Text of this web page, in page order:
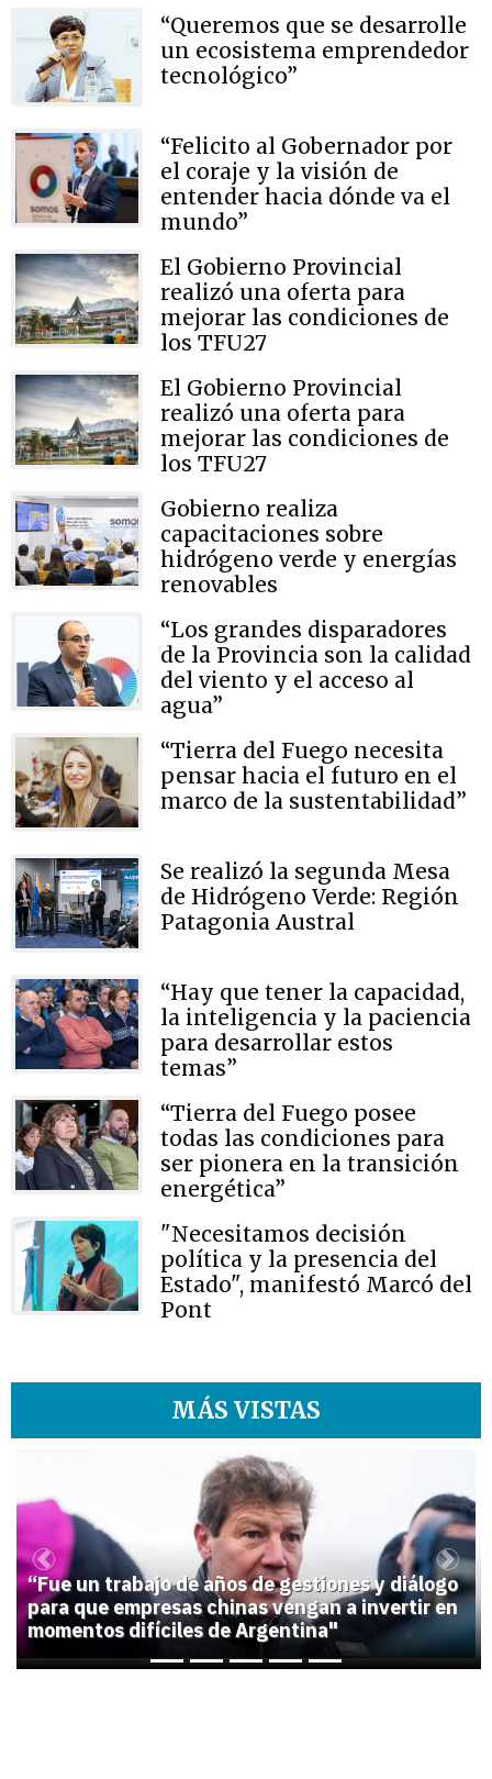
“Queremos que se desarrolle
un ecosistema emprendedor
tecnológico”
“Felicito al Gobernador por
el coraje y la visión de
entender hacia dónde va el
mundo”
El Gobierno Provincial
realizó una oferta para
mejorar las condiciones de
los TFU27
El Gobierno Provincial
realizó una oferta para
mejorar las condiciones de
los TFU27
Gobierno realiza
capacitaciones sobre
hidrógeno verde y energías
renovables
“Los grandes disparadores
de la Provincia son la calidad
del viento y el acceso al
agua”
“Tierra del Fuego necesita
pensar hacia el futuro en el
marco de la sustentabilidad”
Se realizó la segunda Mesa
de Hidrógeno Verde: Región
Patagonia Austral
“Hay que tener la capacidad,
la inteligencia y la paciencia
para desarrollar estos
temas”
“Tierra del Fuego posee
todas las condiciones para
ser pionera en la transición
energética”
"Necesitamos decisión
política y la presencia del
Estado", manifestó Marcó del
Pont
MÁS VISTAS
1
“Fue un trabajo de años de gestiones y diálogo
para que empresas chinas vengan a invertir en
momentos difíciles de Argentina"
Previous Next